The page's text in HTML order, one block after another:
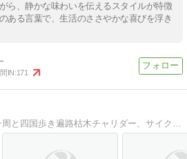
ら、静かな味わいを伝えるスタイルが特徴
ある言葉で、生活のささやかな喜びを浮き
IN:171
退職後、自転車日本一周と四国歩き遍路枯木チャリダー、サイクリング、歩き遍路、ドタバタ日常記